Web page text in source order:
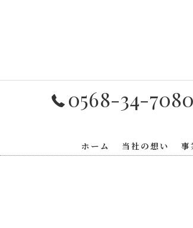
0568-34-7080
ホーム 当社の想い 事